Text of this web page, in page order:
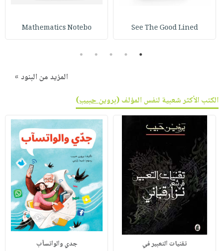
See The Good Lined
Mathematics Notebo
1
2
3
4
5
المزيد من البنود »
الكتب الأكثر شعبية لنفس المؤلف (بروين حبيب)
تقنيات التعبير في جدي والواتسآب